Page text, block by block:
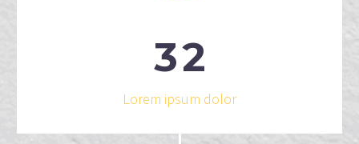
32
Lorem ipsum dolor